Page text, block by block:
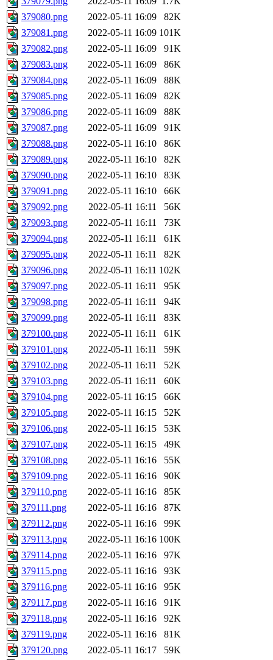
379080.png
2022-05-11 16:09
82K
379081.png
2022-05-11 16:09 101K
379082.png
2022-05-11 16:09
91K
379083.png
2022-05-11 16:09
86K
379084.png
2022-05-11 16:09
88K
379085.png
2022-05-11 16:09
82K
379086.png
2022-05-11 16:09
88K
379087.png
2022-05-11 16:09
91K
379088.png
2022-05-11 16:10
86K
379089.png
2022-05-11 16:10
82K
379090.png
2022-05-11 16:10
83K
379091.png
2022-05-11 16:10
66K
379092.png
2022-05-11 16:11
56K
379093.png
2022-05-11 16:11
73K
379094.png
2022-05-11 16:11
61K
379095.png
2022-05-11 16:11
82K
379096.png
2022-05-11 16:11 102K
379097.png
2022-05-11 16:11
95K
379098.png
2022-05-11 16:11
94K
379099.png
2022-05-11 16:11
83K
379100.png
2022-05-11 16:11
61K
379101.png
2022-05-11 16:11
59K
379102.png
2022-05-11 16:11
52K
379103.png
2022-05-11 16:11
60K
379104.png
2022-05-11 16:15
66K
379105.png
2022-05-11 16:15
52K
379106.png
2022-05-11 16:15
53K
379107.png
2022-05-11 16:15
49K
379108.png
2022-05-11 16:16
55K
379109.png
2022-05-11 16:16
90K
379110.png
2022-05-11 16:16
85K
379111.png
2022-05-11 16:16
87K
379112.png
2022-05-11 16:16
99K
379113.png
2022-05-11 16:16 100K
379114.png
2022-05-11 16:16
97K
379115.png
2022-05-11 16:16
93K
379116.png
2022-05-11 16:16
95K
379117.png
2022-05-11 16:16
91K
379118.png
2022-05-11 16:16
92K
379119.png
2022-05-11 16:16
81K
379120.png
2022-05-11 16:17
59K